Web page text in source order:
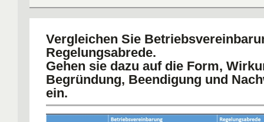
Vergleichen Sie
Regelungsabrede.
Gehen sie dazu auf die Form,
Begründung, Beendigung und
ein.